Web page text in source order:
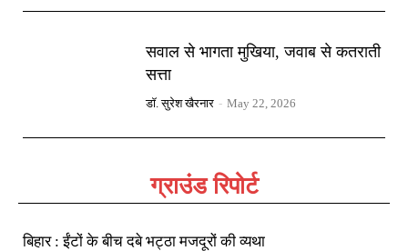
सवाल से भागता मुखिया, जवाब से कतराती
सत्ता
डॉ. सुरेश खैरनार - May 22, 2026
ग्राउंड रिपोर्ट
बिहार : ईंटों के बीच दबे भट्ठा मजदूरों की व्यथा